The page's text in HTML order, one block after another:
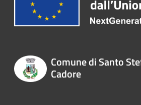
Comune di Santo
Cadore